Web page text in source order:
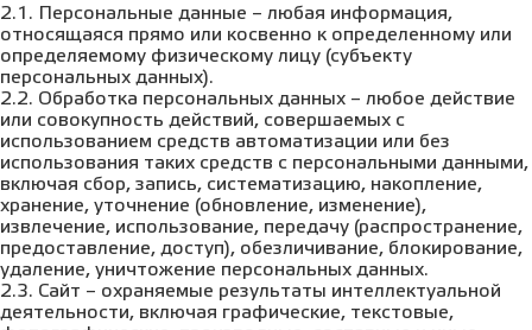
2.1. Персональные данные – любая информация,
относящаяся прямо или косвенно к определенному или
определяемому физическому лицу (субъекту
персональных данных).
2.2. Обработка персональных данных – любое действие
или совокупность действий, совершаемых с
использованием средств автоматизации или без
использования таких средств с персональными данными,
включая сбор, запись, систематизацию, накопление,
хранение, уточнение (обновление, изменение),
извлечение, использование, передачу (распространение,
предоставление, доступ), обезличивание, блокирование,
удаление, уничтожение персональных данных.
2.3. Сайт – охраняемые результаты интеллектуальной
деятельности, включая графические, текстовые,